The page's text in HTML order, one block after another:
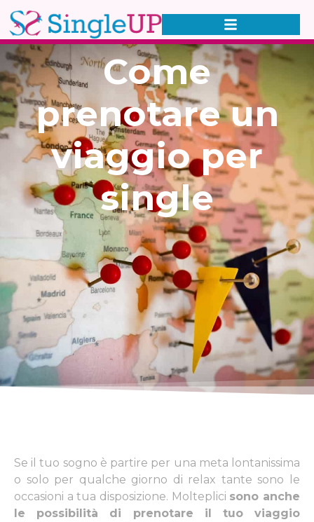
Come
prenotare un
viaggio per
single
Se il tuo sogno è partire per una meta lontanissima
o solo per qualche giorno di relax tante sono le
occasioni a tua disposizione. Molteplici sono anche
le possibilità di prenotare il tuo viaggio